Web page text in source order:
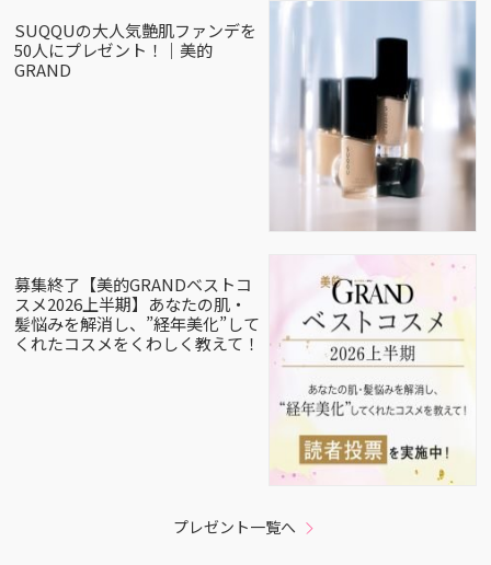
SUQQUの大人気艶肌ファンデを
50人にプレゼント！｜美的
GRAND
募集終了【美的GRANDベストコ
スメ2026上半期】あなたの肌・
髪悩みを解消し、”経年美化”して
くれたコスメをくわしく教えて！
プレゼント一覧へ